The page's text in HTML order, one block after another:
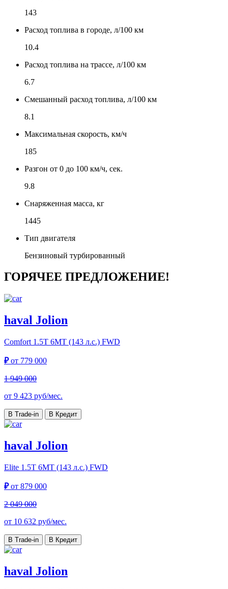
143
Расход топлива в городе, л/100 км
10.4
Расход топлива на трассе, л/100 км
6.7
Смешанный расход топлива, л/100 км
8.1
Максимальная скорость, км/ч
185
Разгон от 0 до 100 км/ч, сек.
9.8
Снаряженная масса, кг
1445
Тип двигателя
Бензиновый турбированный
ГОРЯЧЕЕ ПРЕДЛОЖЕНИЕ!
haval Jolion
Comfort 1.5T 6MT (143 л.с.) FWD
₽от 779 000
1 949 000
от 9 423 руб/мес.
В Trade-in В Кредит
haval Jolion
Elite 1.5T 6MT (143 л.с.) FWD
₽от 879 000
2 049 000
от 10 632 руб/мес.
В Trade-in В Кредит
haval Jolion